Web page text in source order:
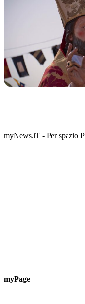
San Basso 2026 - il
myNews.iT - Per spazio
myPage